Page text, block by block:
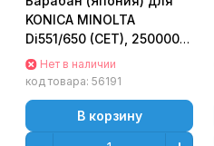
KONICA MINOLTA
Di551/650 (CET), 250000
стр., CET2757
Нет в наличии
код товара: 56191
В корзину